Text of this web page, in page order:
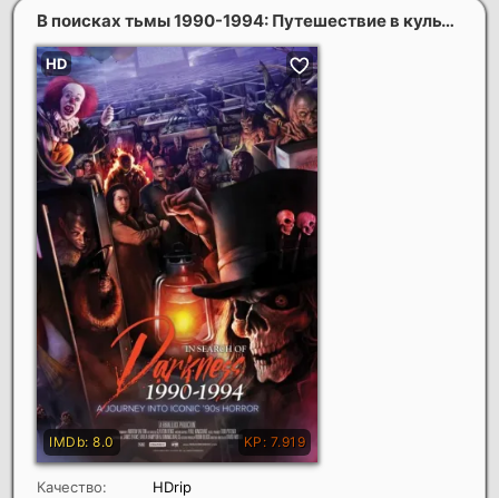
В поисках тьмы 1990-1994: Путешествие в культовый хоррор 90-х
Качество:
HDrip